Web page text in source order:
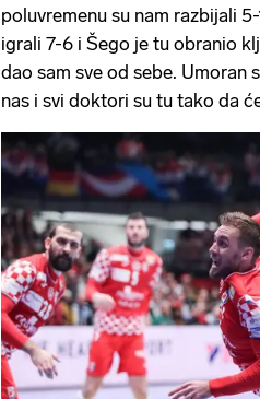
poluvremenu su nam razbijali
igrali 7-6 i Šego je tu obranio
dao sam sve od sebe. Umoran
nas i svi doktori su tu tako da